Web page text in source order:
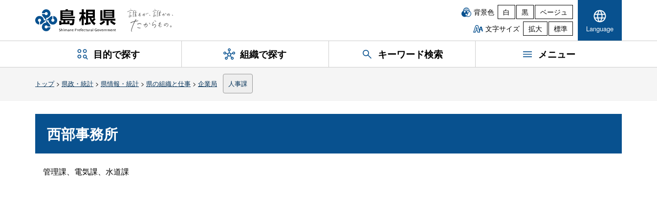
背景色 白 黒
ベージュ
文字サイズ
拡大 標準 Language
目的で探す 組織で探す キーワード検索 メニュー
トップ> 県政・統計 > 県情報・統計 > 県の組織と仕事 > 企業局 人事課
西部事務所
管理課、電気課、水道課